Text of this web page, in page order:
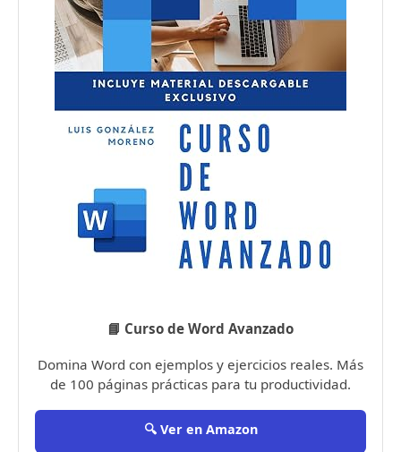
📘 Curso de Word Avanzado
Domina Word con ejemplos y ejercicios reales. Más
de 100 páginas prácticas para tu productividad.
🔍 Ver en Amazon